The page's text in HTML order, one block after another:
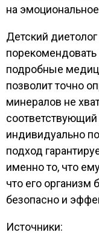
на
Детский
подробные
позволит точно
минералов не
соответствующий
индивидуально
подход
именно то, что
что его организм
безопасно и
Источники: